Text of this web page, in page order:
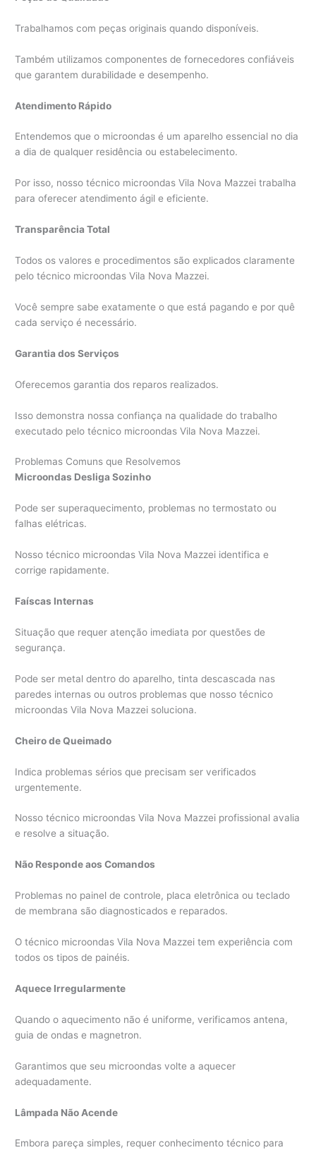
Trabalhamos com peças originais quando disponíveis.
Também utilizamos componentes de fornecedores confiáveis
que garantem durabilidade e desempenho.
Atendimento Rápido
Entendemos que o microondas é um aparelho essencial no dia
a dia de qualquer residência ou estabelecimento.
Por isso, nosso técnico microondas Vila Nova Mazzei trabalha
para oferecer atendimento ágil e eficiente.
Transparência Total
Todos os valores e procedimentos são explicados claramente
pelo técnico microondas Vila Nova Mazzei.
Você sempre sabe exatamente o que está pagando e por quê
cada serviço é necessário.
Garantia dos Serviços
Oferecemos garantia dos reparos realizados.
Isso demonstra nossa confiança na qualidade do trabalho
executado pelo técnico microondas Vila Nova Mazzei.
Problemas Comuns que Resolvemos
Microondas Desliga Sozinho
Pode ser superaquecimento, problemas no termostato ou
falhas elétricas.
Nosso técnico microondas Vila Nova Mazzei identifica e
corrige rapidamente.
Faíscas Internas
Situação que requer atenção imediata por questões de
segurança.
Pode ser metal dentro do aparelho, tinta descascada nas
paredes internas ou outros problemas que nosso técnico
microondas Vila Nova Mazzei soluciona.
Cheiro de Queimado
Indica problemas sérios que precisam ser verificados
urgentemente.
Nosso técnico microondas Vila Nova Mazzei profissional avalia
e resolve a situação.
Não Responde aos Comandos
Problemas no painel de controle, placa eletrônica ou teclado
de membrana são diagnosticados e reparados.
O técnico microondas Vila Nova Mazzei tem experiência com
todos os tipos de painéis.
Aquece Irregularmente
Quando o aquecimento não é uniforme, verificamos antena,
guia de ondas e magnetron.
Garantimos que seu microondas volte a aquecer
adequadamente.
Lâmpada Não Acende
Embora pareça simples, requer conhecimento técnico para